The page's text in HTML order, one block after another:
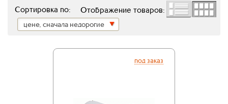
Отображение товаров:
Сортировка по:
цене, сначала недорогие
под заказ